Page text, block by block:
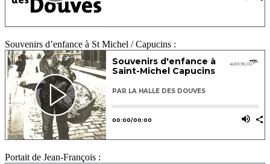
Souvenirs d’enfance à St Michel / Capucins :
Portait de Jean-François :